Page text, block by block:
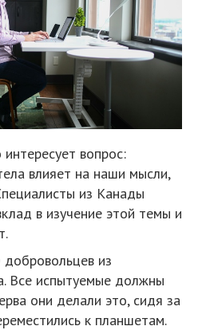
вопрос:
влияет на наши мысли,
из Канады
в изучение этой темы и
из
Все испытуемые должны
они делали это, сидя за
к планшетам.